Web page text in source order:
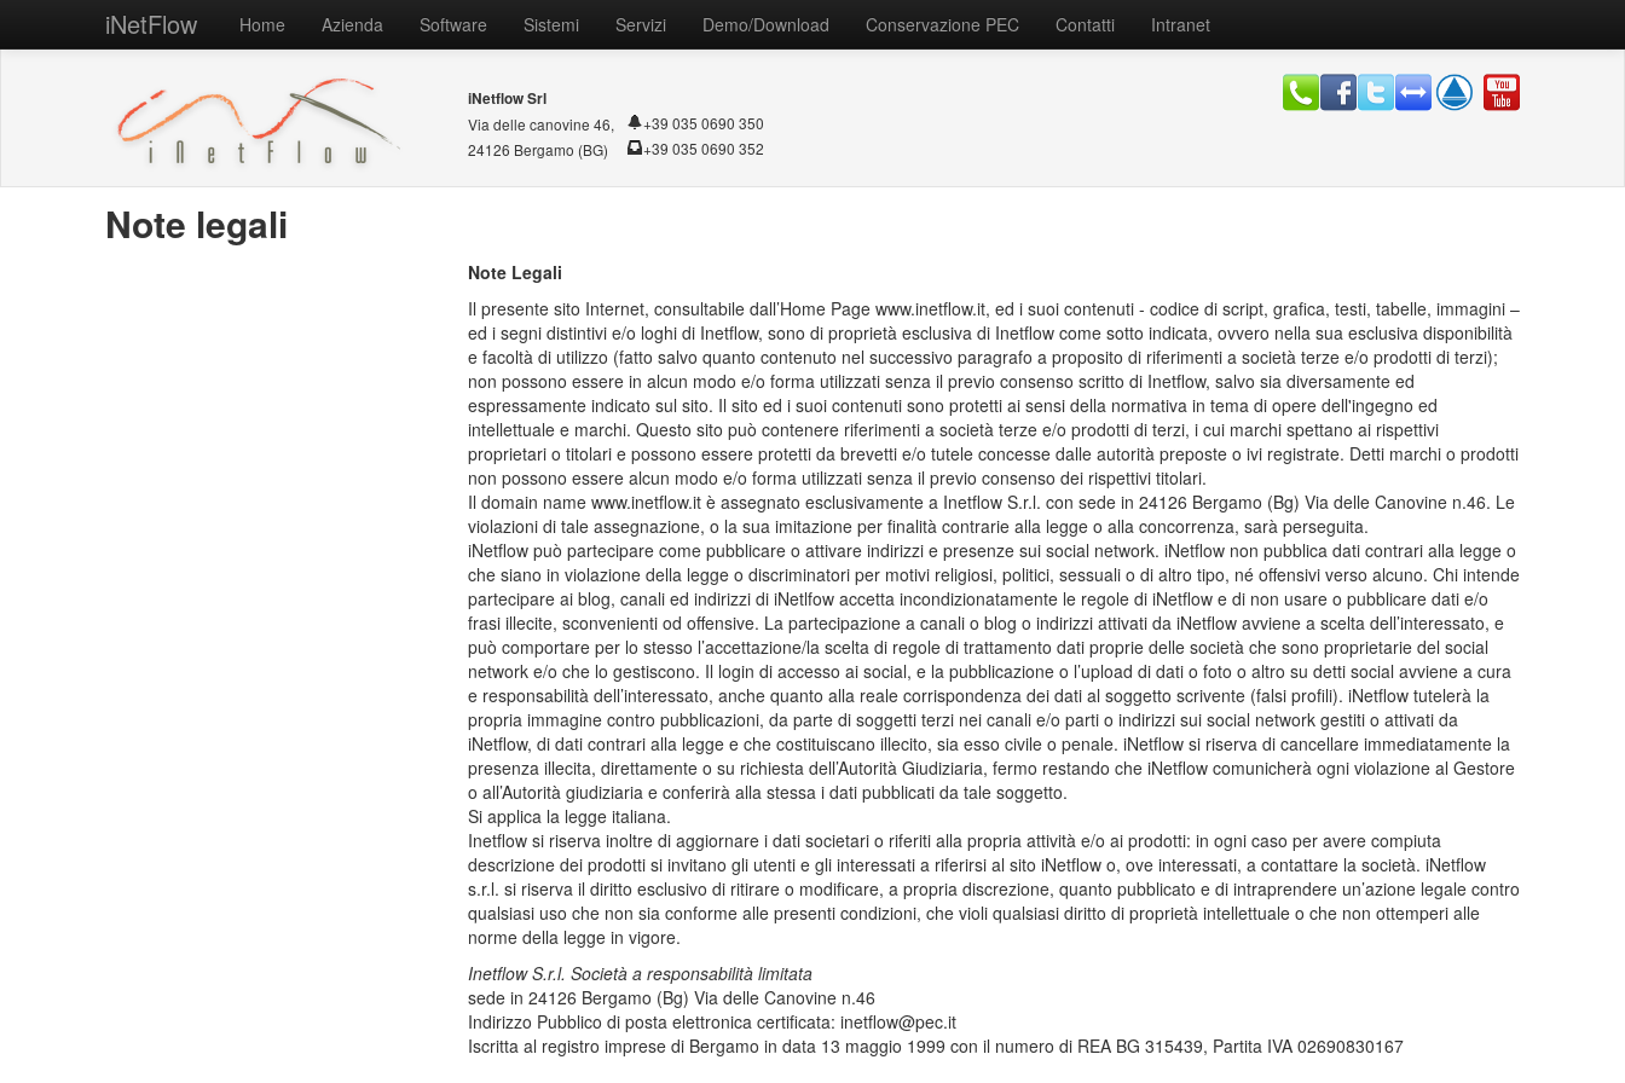
iNetFlow Home Azienda Software Sistemi Servizi Demo/Download Conservazione PEC Contatti Intranet
iNetflow Srl
Via delle canovine 46,
24126 Bergamo (BG)
+39 035 0690 350
+39 035 0690 352
Note legali
Note Legali
Il presente sito Internet, consultabile dall’Home Page www.inetflow.it, ed i suoi contenuti - codice di script, grafica, testi, tabelle, immagini –
ed i segni distintivi e/o loghi di Inetflow, sono di proprietà esclusiva di Inetflow come sotto indicata, ovvero nella sua esclusiva disponibilità
e facoltà di utilizzo (fatto salvo quanto contenuto nel successivo paragrafo a proposito di riferimenti a società terze e/o prodotti di terzi);
non possono essere in alcun modo e/o forma utilizzati senza il previo consenso scritto di Inetflow, salvo sia diversamente ed
espressamente indicato sul sito. Il sito ed i suoi contenuti sono protetti ai sensi della normativa in tema di opere dell'ingegno ed
intellettuale e marchi. Questo sito può contenere riferimenti a società terze e/o prodotti di terzi, i cui marchi spettano ai rispettivi
proprietari o titolari e possono essere protetti da brevetti e/o tutele concesse dalle autorità preposte o ivi registrate. Detti marchi o prodotti
non possono essere alcun modo e/o forma utilizzati senza il previo consenso dei rispettivi titolari.
Il domain name www.inetflow.it è assegnato esclusivamente a Inetflow S.r.l. con sede in 24126 Bergamo (Bg) Via delle Canovine n.46. Le
violazioni di tale assegnazione, o la sua imitazione per finalità contrarie alla legge o alla concorrenza, sarà perseguita.
iNetflow può partecipare come pubblicare o attivare indirizzi e presenze sui social network. iNetflow non pubblica dati contrari alla legge o
che siano in violazione della legge o discriminatori per motivi religiosi, politici, sessuali o di altro tipo, né offensivi verso alcuno. Chi intende
partecipare ai blog, canali ed indirizzi di iNetlfow accetta incondizionatamente le regole di iNetflow e di non usare o pubblicare dati e/o
frasi illecite, sconvenienti od offensive. La partecipazione a canali o blog o indirizzi attivati da iNetflow avviene a scelta dell’interessato, e
può comportare per lo stesso l’accettazione/la scelta di regole di trattamento dati proprie delle società che sono proprietarie del social
network e/o che lo gestiscono. Il login di accesso ai social, e la pubblicazione o l’upload di dati o foto o altro su detti social avviene a cura
e responsabilità dell’interessato, anche quanto alla reale corrispondenza dei dati al soggetto scrivente (falsi profili). iNetflow tutelerà la
propria immagine contro pubblicazioni, da parte di soggetti terzi nei canali e/o parti o indirizzi sui social network gestiti o attivati da
iNetflow, di dati contrari alla legge e che costituiscano illecito, sia esso civile o penale. iNetflow si riserva di cancellare immediatamente la
presenza illecita, direttamente o su richiesta dell’Autorità Giudiziaria, fermo restando che iNetflow comunicherà ogni violazione al Gestore
o all’Autorità giudiziaria e conferirà alla stessa i dati pubblicati da tale soggetto.
Si applica la legge italiana.
Inetflow si riserva inoltre di aggiornare i dati societari o riferiti alla propria attività e/o ai prodotti: in ogni caso per avere compiuta
descrizione dei prodotti si invitano gli utenti e gli interessati a riferirsi al sito iNetflow o, ove interessati, a contattare la società. iNetflow
s.r.l. si riserva il diritto esclusivo di ritirare o modificare, a propria discrezione, quanto pubblicato e di intraprendere un’azione legale contro
qualsiasi uso che non sia conforme alle presenti condizioni, che violi qualsiasi diritto di proprietà intellettuale o che non ottemperi alle
norme della legge in vigore.
Inetflow S.r.l. Società a responsabilità limitata
sede in 24126 Bergamo (Bg) Via delle Canovine n.46
Indirizzo Pubblico di posta elettronica certificata: inetflow@pec.it
Iscritta al registro imprese di Bergamo in data 13 maggio 1999 con il numero di REA BG 315439, Partita IVA 02690830167